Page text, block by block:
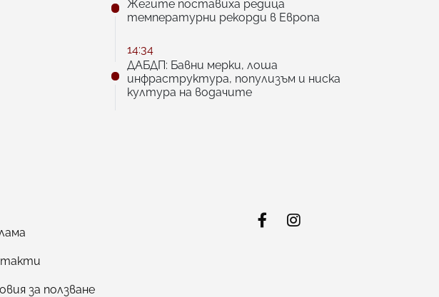
Жегите поставиха редица
температурни рекорди в Европа
14:34
ДАБДП: Бавни мерки, лоша
инфраструктура, популизъм и ниска
култура на водачите
за ползване